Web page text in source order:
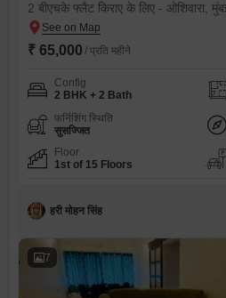
2 बीएचके फ्लैट किराए के लिए - ओशिवारा,
₹ 65,000 / प्रति महीने
Config
2 BHK + 2 Bath
फर्निशिंग स्थिति
सुसज्जित
Floor
1st of 15 Floors
हरी मोहन सिंह
7